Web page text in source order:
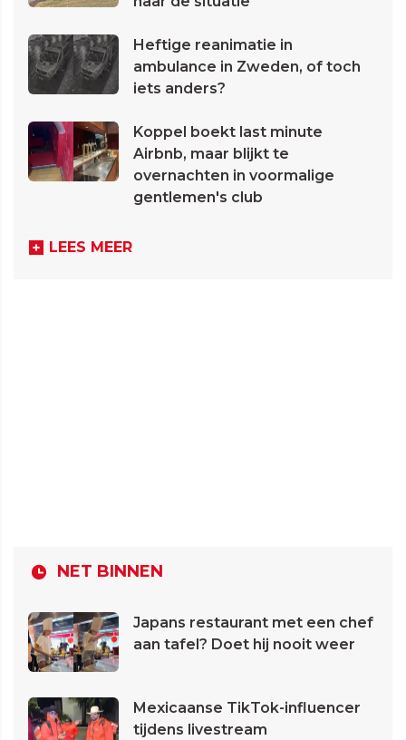
Heftige reanimatie in
ambulance in Zweden, of toch
iets anders?
Koppel boekt last minute
Airbnb, maar blijkt te
overnachten in voormalige
gentlemen's club
LEES MEER
NET BINNEN
Japans restaurant met een chef
aan tafel? Doet hij nooit weer
Mexicaanse TikTok-influencer
tijdens livestream